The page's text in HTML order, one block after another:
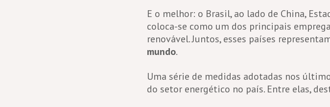
E o melhor: o Brasil, ao lado de China,
coloca-se como um dos principais
renovável. Juntos, esses países
mundo.
Uma série de medidas adotadas nos
do setor energético no país. Entre elas,